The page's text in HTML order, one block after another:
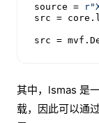
source =
src =
src =
其中，lsmas 是
载，因此可以通